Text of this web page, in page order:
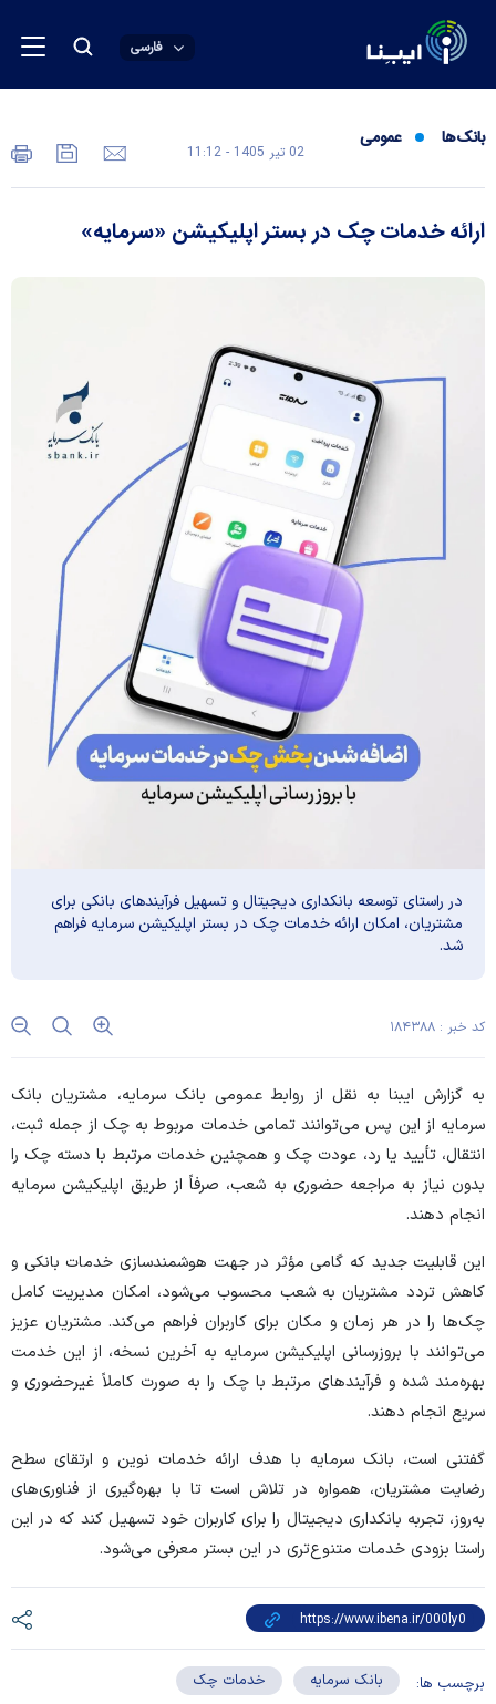
فارسی
بانک‌ها عمومی
02 تير 1405 - 11:12
ارائه خدمات چک در بستر اپلیکیشن «سرمایه»
در راستای توسعه بانکداری دیجیتال و تسهیل فرآیندهای بانکی برای
مشتریان، امکان ارائه خدمات چک در بستر اپلیکیشن سرمایه فراهم
شد.
کد خبر : ۱۸۴۳۸۸
به گزارش ایبنا به نقل از روابط عمومی بانک سرمایه، مشتریان بانک
سرمایه از این پس می‌توانند تمامی خدمات مربوط به چک از جمله ثبت،
انتقال، تأیید یا رد، عودت چک و همچنین خدمات مرتبط با دسته چک را
بدون نیاز به مراجعه حضوری به شعب، صرفاً از طریق اپلیکیشن سرمایه
انجام دهند.
این قابلیت جدید که گامی مؤثر در جهت هوشمندسازی خدمات بانکی و
کاهش تردد مشتریان به شعب محسوب می‌شود، امکان مدیریت کامل
چک‌ها را در هر زمان و مکان برای کاربران فراهم می‌کند. مشتریان عزیز
می‌توانند با بروزرسانی اپلیکیشن سرمایه به آخرین نسخه، از این خدمت
بهره‌مند شده و فرآیندهای مرتبط با چک را به صورت کاملاً غیرحضوری و
سریع انجام دهند.
گفتنی است، بانک سرمایه با هدف ارائه خدمات نوین و ارتقای سطح
رضایت مشتریان، همواره در تلاش است تا با بهره‌گیری از فناوری‌های
به‌روز، تجربه بانکداری دیجیتال را برای کاربران خود تسهیل کند که در این
راستا بزودی خدمات متنوع‌تری در این بستر معرفی می‌شود.
برچسب ها: بانک سرمایه خدمات چک